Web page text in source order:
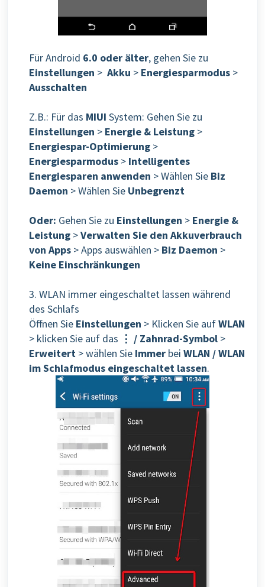
Für Android 6.0 oder älter, gehen Sie zu
Einstellungen > Akku > Energiesparmodus >
Ausschalten
Z.B.: Für das MIUI System: Gehen Sie zu
Einstellungen > Energie & Leistung >
Energiespar-Optimierung >
Energiesparmodus > Intelligentes
Energiesparen anwenden > Wählen Sie Biz
Daemon > Wählen Sie Unbegrenzt
Oder: Gehen Sie zu Einstellungen > Energie &
Leistung >Verwalten Sie den Akkuverbrauch
von Apps > Apps auswählen > Biz Daemon >
Keine Einschränkungen
3. WLAN immer eingeschaltet lassen während
des Schlafs
Öffnen Sie Einstellungen > Klicken Sie aufWLAN
> klicken Sie auf das ⋮ / Zahnrad-Symbol >
Erweitert > wählen Sie Immer bei WLAN / WLAN
im Schlafmodus eingeschaltet lassen.